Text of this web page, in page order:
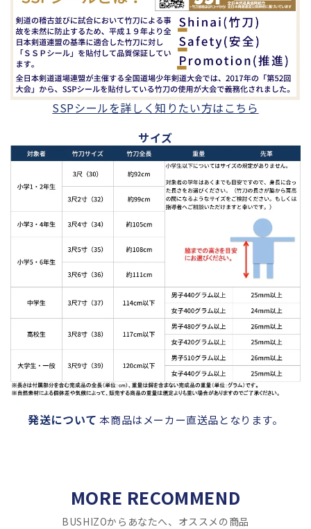
SSPシールを詳しく知りたい方はこちら
サイズ
発送について 本商品はメーカー直送品となります。
MORE RECOMMEND
BUSHIZOからあなたへ、オススメの商品